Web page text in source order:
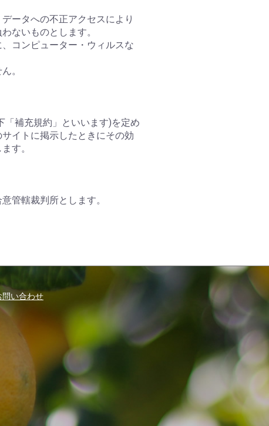
ータへの不正アクセスにより
ないものとします。
コンピューター・ウィルスな
。
補充規約」といいます)を定め
イトに掲示したときにその効
す。
管轄裁判所とします。
問い合わせ